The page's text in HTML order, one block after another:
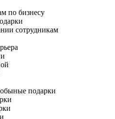
по бизнесу
сотрудникам
подарки